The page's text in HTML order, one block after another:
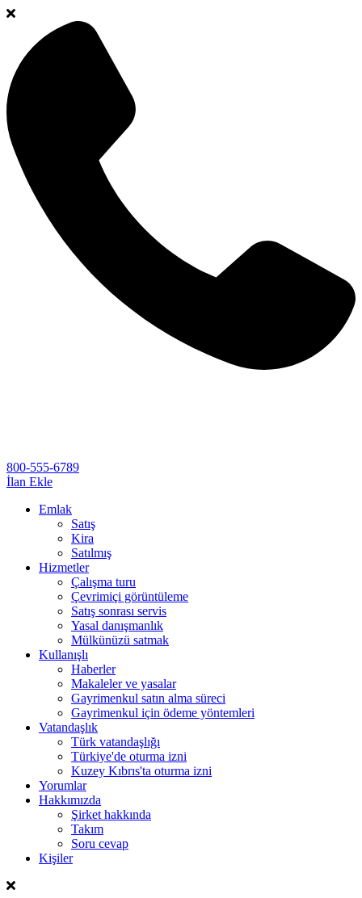
800-555-6789
İlan Ekle
Emlak
Satış
Kira
Satılmış
Hizmetler
Çalışma turu
Çevrimiçi görüntüleme
Satış sonrası servis
Yasal danışmanlık
Mülkünüzü satmak
Kullanışlı
Haberler
Makaleler ve yasalar
Gayrimenkul satın alma süreci
Gayrimenkul için ödeme yöntemleri
Vatandaşlık
Türk vatandaşlığı
Türkiye'de oturma izni
Kuzey Kıbrıs'ta oturma izni
Yorumlar
Hakkımızda
Şirket hakkında
Takım
Soru cevap
Kişiler